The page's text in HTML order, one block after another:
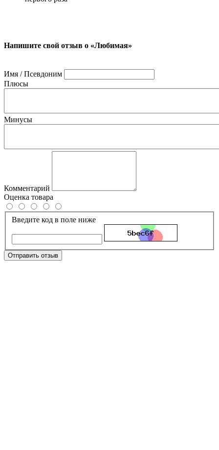
Напишите свой отзыв о «Любимая»
Имя / Псевдоним
Плюсы
Минусы
Комментарий
Оценка товара
Введите код в поле ниже
Отправить отзыв